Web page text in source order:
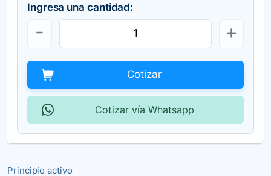
Principio activo
Ingresa una cantidad:
Cotizar
Cotizar vía Whatsapp